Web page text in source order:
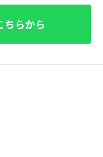
ちらから